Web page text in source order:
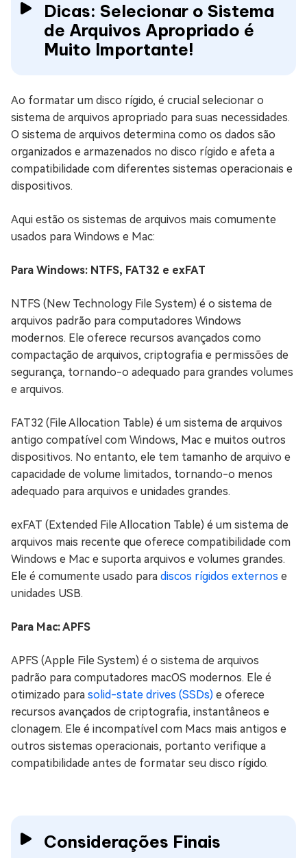
Dicas: Selecionar o Sistema
de Arquivos Apropriado é
Muito Importante!
Ao formatar um disco rígido, é crucial selecionar o
sistema de arquivos apropriado para suas necessidades.
O sistema de arquivos determina como os dados são
organizados e armazenados no disco rígido e afeta a
compatibilidade com diferentes sistemas operacionais e
dispositivos.
Aqui estão os sistemas de arquivos mais comumente
usados para Windows e Mac:
Para Windows: NTFS, FAT32 e exFAT
NTFS (New Technology File System) é o sistema de
arquivos padrão para computadores Windows
modernos. Ele oferece recursos avançados como
compactação de arquivos, criptografia e permissões de
segurança, tornando-o adequado para grandes volumes
e arquivos.
FAT32 (File Allocation Table) é um sistema de arquivos
antigo compatível com Windows, Mac e muitos outros
dispositivos. No entanto, ele tem tamanho de arquivo e
capacidade de volume limitados, tornando-o menos
adequado para arquivos e unidades grandes.
exFAT (Extended File Allocation Table) é um sistema de
arquivos mais recente que oferece compatibilidade com
Windows e Mac e suporta arquivos e volumes grandes.
Ele é comumente usado para discos rígidos externos e
unidades USB.
Para Mac: APFS
APFS (Apple File System) é o sistema de arquivos
padrão para computadores macOS modernos. Ele é
otimizado para solid-state drives (SSDs) e oferece
recursos avançados de criptografia, instantâneos e
clonagem. Ele é incompatível com Macs mais antigos e
outros sistemas operacionais, portanto verifique a
compatibilidade antes de formatar seu disco rígido.
Considerações Finais